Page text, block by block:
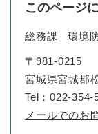
このページ
総務課 環境
〒981-0215
宮城県宮城郡
Tel：022-354-
メールでのお